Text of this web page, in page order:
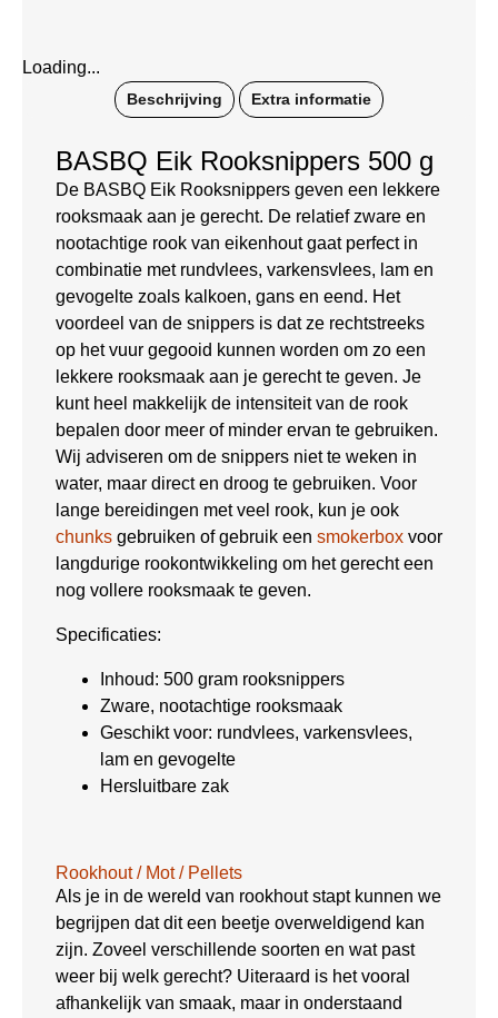
Loading...
Beschrijving Extra informatie
BASBQ Eik Rooksnippers 500 g
De BASBQ Eik Rooksnippers geven een lekkere
rooksmaak aan je gerecht. De relatief zware en
nootachtige rook van eikenhout gaat perfect in
combinatie met rundvlees, varkensvlees, lam en
gevogelte zoals kalkoen, gans en eend. Het
voordeel van de snippers is dat ze rechtstreeks
op het vuur gegooid kunnen worden om zo een
lekkere rooksmaak aan je gerecht te geven. Je
kunt heel makkelijk de intensiteit van de rook
bepalen door meer of minder ervan te gebruiken.
Wij adviseren om de snippers niet te weken in
water, maar direct en droog te gebruiken. Voor
lange bereidingen met veel rook, kun je ook
chunks gebruiken of gebruik een smokerbox voor
langdurige rookontwikkeling om het gerecht een
nog vollere rooksmaak te geven.
Specificaties:
Inhoud: 500 gram rooksnippers
Zware, nootachtige rooksmaak
Geschikt voor: rundvlees, varkensvlees,
lam en gevogelte
Hersluitbare zak
Rookhout / Mot / Pellets
Als je in de wereld van rookhout stapt kunnen we
begrijpen dat dit een beetje overweldigend kan
zijn. Zoveel verschillende soorten en wat past
weer bij welk gerecht? Uiteraard is het vooral
afhankelijk van smaak, maar in onderstaand